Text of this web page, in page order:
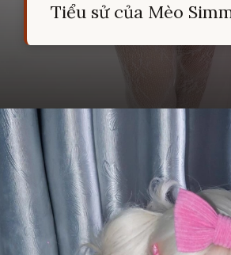
Tiểu sử của Mèo
Đang mở https://hocsinhgioi.vn/